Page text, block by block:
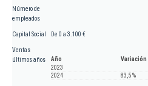
Número de
empleados
Capital Social De 0 a 3.100 €
Ventas
últimos años
Año
Variación
2023
2024
83,5 %